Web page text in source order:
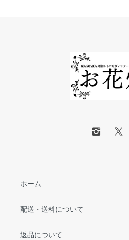
ホーム
配送・送料について
返品について